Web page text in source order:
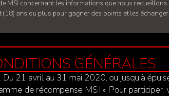
MSI concernant les informations que nous
ans ou plus pour gagner des points et les
GÉNÉRALES
21 avril au 31 mai 2020, ou jusqu’à
de récompense MSI ». Pour